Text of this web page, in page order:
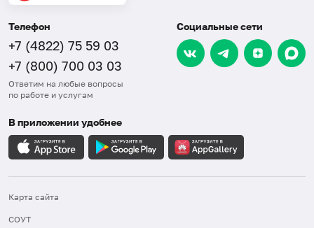
Телефон
+7 (4822) 75 59 03
+7 (800) 700 03 03
Ответим на любые вопросы
по работе и услугам
Социальные сети
В приложении удобнее
Карта сайта
СОУТ